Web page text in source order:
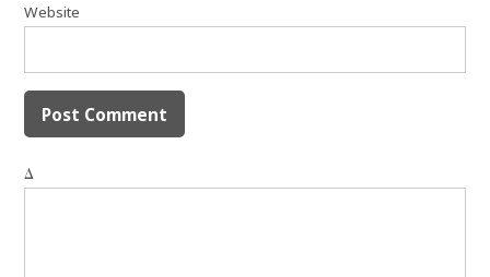
Website
Δ